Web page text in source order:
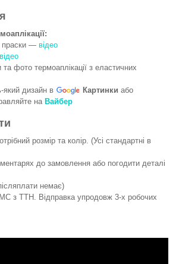
праски — відео
відео
та фото термоаплікації з еластичних
який дизайн в
Картинки або
на Вайбер
розмір та колір. (Усі стандартні в
до замовлення або погодити деталі
немає)
з ТТН. Відправка упродовж 3-х робочих